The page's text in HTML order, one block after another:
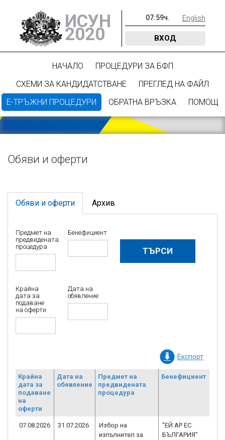
ИСУН
2020
07:59ч. English
ВХОД
НАЧАЛО
ПРОЦЕДУРИ ЗА БФП
СХЕМИ ЗА КАНДИДАТСТВАНЕ
ПРЕГЛЕД НА ФАЙЛ
Е-ТРЪЖНИ ПРОЦЕДУРИ
ОБРАТНА ВРЪЗКА ПОМОЩ
Обяви и оферти
Обяви и оферти Архив
Предмет на
предвидената
процедура
Бенефициент
Крайна
дата за
подаване
на оферти
Дата на
обявление
Експорт
Крайна
дата за
подаване
на
оферти
Дата на
обявление
Предмет на
предвидената
процедура
Бенефициент
07.08.2026 31.07.2026
Избор на
изпълнител за
"ЕЙ АР ЕС
БЪЛГАРИЯ"